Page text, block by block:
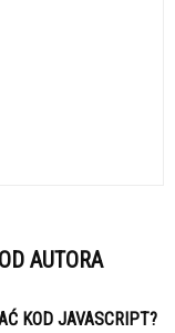
AUTORA
KOD JAVASCRIPT?